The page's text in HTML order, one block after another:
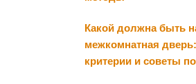
Какой должна быть
межкомнатная
критерии и советы